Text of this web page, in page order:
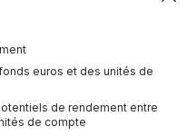
euros et des unités de
de rendement entre
de compte
en 2026
!
par Louis Sellier